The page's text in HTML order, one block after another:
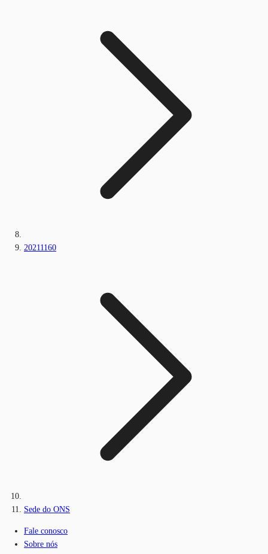
20211160
Sede do ONS
Fale conosco
Sobre nós